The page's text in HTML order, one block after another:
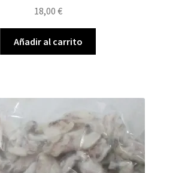
18,00 €
Añadir al carrito